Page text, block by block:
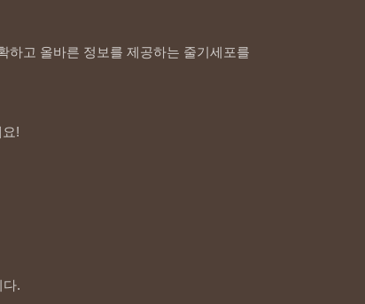
하고 올바른 정보를 제공하는 줄기세포를
!
다.